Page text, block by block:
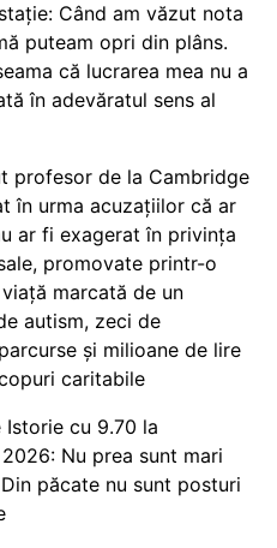
Când am văzut nota
puteam opri din plâns.
că lucrarea mea nu a
în adevăratul sens al
profesor de la Cambridge
în urma acuzațiilor că ar
ar fi exagerat în privința
promovate printr-o
marcată de un
autism, zeci de
și milioane de lire
caritabile
Istorie cu 9.70 la
Nu prea sunt mari
păcate nu sunt posturi